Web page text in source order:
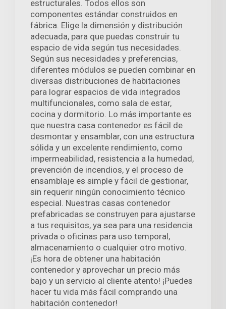
estructurales. Todos ellos son
componentes estándar construidos en
fábrica. Elige la dimensión y distribución
adecuada, para que puedas construir tu
espacio de vida según tus necesidades.
Según sus necesidades y preferencias,
diferentes módulos se pueden combinar en
diversas distribuciones de habitaciones
para lograr espacios de vida integrados
multifuncionales, como sala de estar,
cocina y dormitorio. Lo más importante es
que nuestra casa contenedor es fácil de
desmontar y ensamblar, con una estructura
sólida y un excelente rendimiento, como
impermeabilidad, resistencia a la humedad,
prevención de incendios, y el proceso de
ensamblaje es simple y fácil de gestionar,
sin requerir ningún conocimiento técnico
especial. Nuestras casas contenedor
prefabricadas se construyen para ajustarse
a tus requisitos, ya sea para una residencia
privada o oficinas para uso temporal,
almacenamiento o cualquier otro motivo.
¡Es hora de obtener una habitación
contenedor y aprovechar un precio más
bajo y un servicio al cliente atento! ¡Puedes
hacer tu vida más fácil comprando una
habitación contenedor!